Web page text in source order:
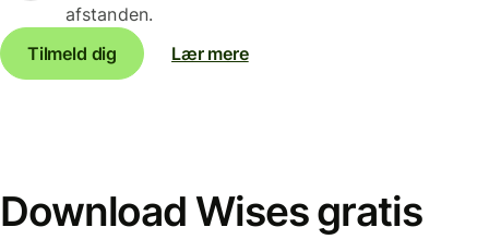
afstanden.
Tilmeld dig
Lær mere
Download Wises gratis